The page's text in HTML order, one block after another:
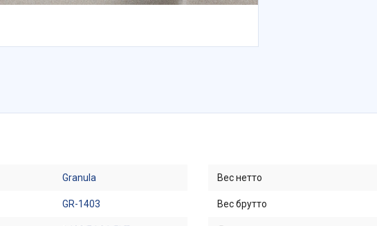
Granula
GR-1403
Вес нетто
Вес брутто